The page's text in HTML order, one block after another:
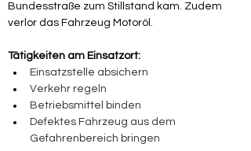
Bundesstraße zum Stillstand kam. Zudem
verlor das Fahrzeug Motoröl.
Tätigkeiten am Einsatzort:
Einsatzstelle absichern
Verkehr regeln
Betriebsmittel binden
Defektes Fahrzeug aus dem
Gefahrenbereich bringen